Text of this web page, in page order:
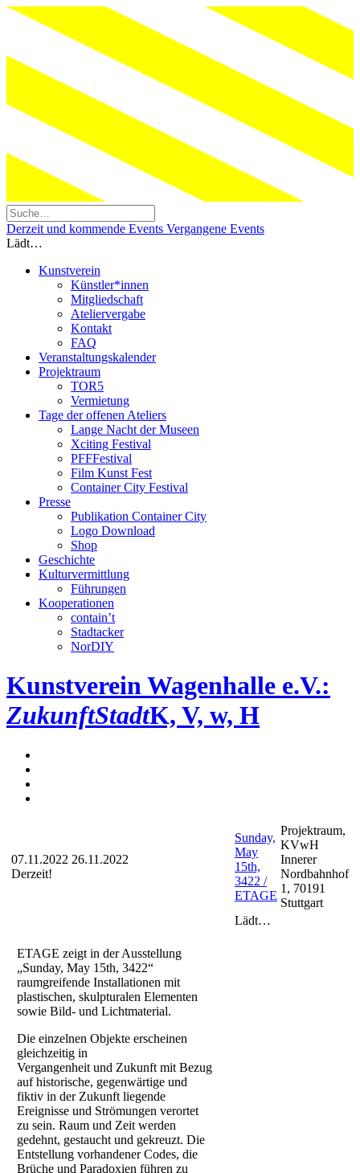
Derzeit und kommende Events Vergangene Events
Lädt…
Kunstverein
Künstler*innen
Mitgliedschaft
Ateliervergabe
Kontakt
FAQ
Veranstaltungskalender
Projektraum
TOR5
Vermietung
Tage der offenen Ateliers
Lange Nacht der Museen
Xciting Festival
PFFFestival
Film Kunst Fest
Container City Festival
Presse
Publikation Container City
Logo Download
Shop
Geschichte
Kulturvermittlung
Führungen
Kooperationen
contain’t
Stadtacker
NorDIY
Kunstverein Wagenhalle e.V.:
ZukunftStadtK, V, w, H
07.11.2022 26.11.2022
Derzeit!
Sunday,
May
15th,
3422 /
ETAGE
Projektraum,
KVwH
Innerer
Nordbahnhof
1, 70191
Stuttgart
Lädt…
ETAGE zeigt in der Ausstellung
„Sunday, May 15th, 3422“
raumgreifende Installationen mit
plastischen, skulpturalen Elementen
sowie Bild- und Lichtmaterial.
Die einzelnen Objekte erscheinen
gleichzeitig in
Vergangenheit und Zukunft mit Bezug
auf historische, gegenwärtige und
fiktiv in der Zukunft liegende
Ereignisse und Strömungen verortet
zu sein. Raum und Zeit werden
gedehnt, gestaucht und gekreuzt. Die
Entstellung vorhandener Codes, die
Brüche und Paradoxien führen zu